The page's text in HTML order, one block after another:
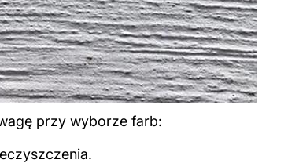
przy wyborze farb: